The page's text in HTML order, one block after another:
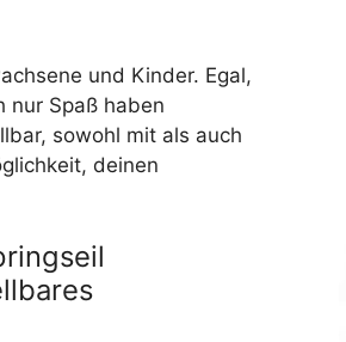
und Kinder. Egal,
nur Spaß haben
sowohl mit als auch
deinen